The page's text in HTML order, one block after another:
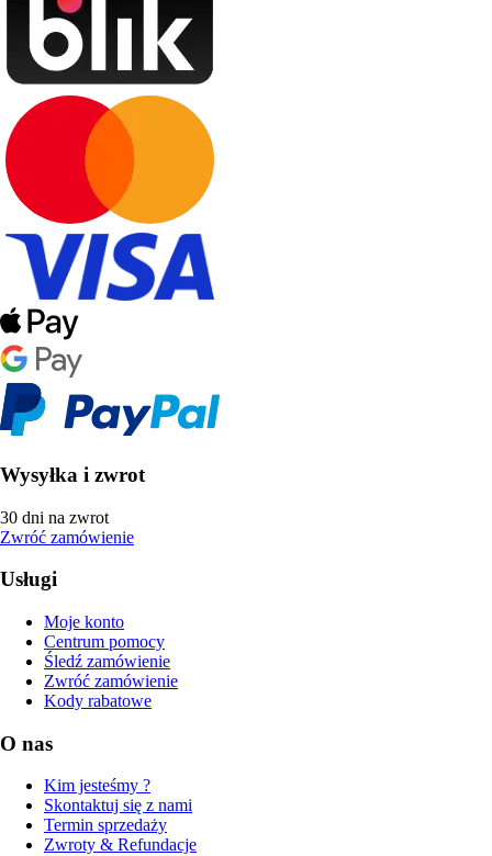
Wysyłka i zwrot
30 dni na zwrot
Zwróć zamówienie
Usługi
Moje konto
Centrum pomocy
Śledź zamówienie
Zwróć zamówienie
Kody rabatowe
O nas
Kim jesteśmy ?
Skontaktuj się z nami
Termin sprzedaży
Zwroty & Refundacje